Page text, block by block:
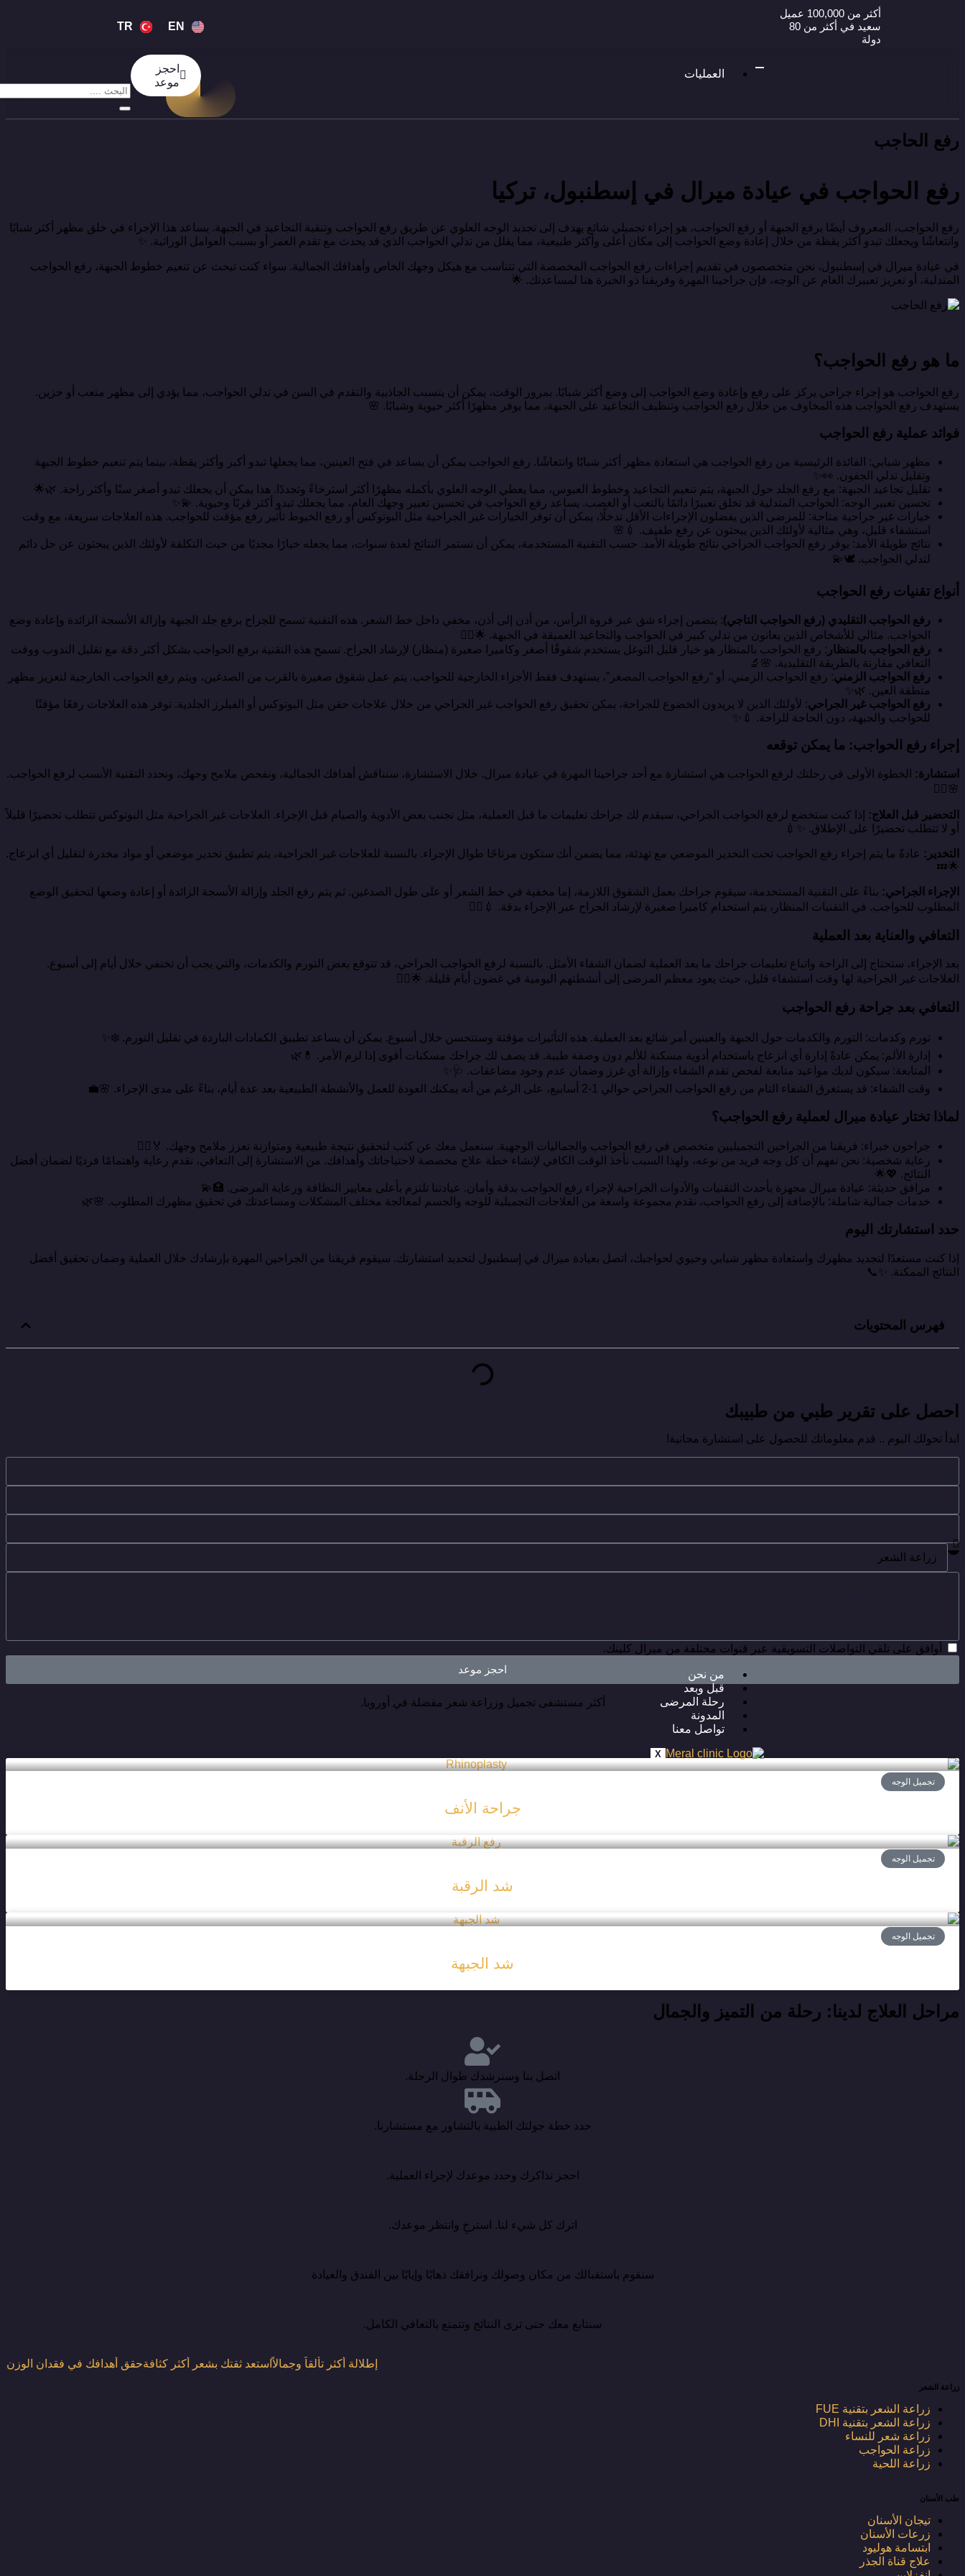
أكثر من 100,000 عميل
سعيد في أكثر من 80
دولة
EN
TR
العمليات
من نحن
قبل وبعد
رحلة المرضى
المدونة
تواصل معنا
X
احجز
موعد
رفع الحاجب
رفع الحواجب في عيادة ميرال في إسطنبول، تركيا
رفع الحواجب، المعروف أيضًا برفع الجبهة أو رفع الحواجب، هو إجراء تجميلي شائع يهدف إلى تجديد الوجه العلوي عن طريق رفع الحواجب وتنقية التجاعيد في الجبهة. يساعد هذا الإجراء في خلق مظهر أكثر شبابًا
وانتعاشًا ويجعلك تبدو أكثر يقظة من خلال إعادة وضع الحواجب إلى مكان أعلى وأكثر طبيعية، مما يقلل من تدلي الحواجب الذي قد يحدث مع تقدم العمر أو بسبب العوامل الوراثية. ✨
في عيادة ميرال في إسطنبول، نحن متخصصون في تقديم إجراءات رفع الحواجب المخصصة التي تتناسب مع هيكل وجهك الخاص وأهدافك الجمالية. سواء كنت تبحث عن تنعيم خطوط الجبهة، رفع الحواجب
المتدلية، أو تعزيز تعبيرك العام عن الوجه، فإن جراحينا المهرة وفريقنا ذو الخبرة هنا لمساعدتك. 🌟
ما هو رفع الحواجب؟
رفع الحواجب هو إجراء جراحي يركز على رفع وإعادة وضع الحواجب إلى وضع أكثر شبابًا. بمرور الوقت، يمكن أن يتسبب الجاذبية والتقدم في السن في تدلي الحواجب، مما يؤدي إلى مظهر متعب أو حزين.
يستهدف رفع الحواجب هذه المخاوف من خلال رفع الحواجب وتنظيف التجاعيد على الجبهة، مما يوفر مظهرًا أكثر حيوية وشبابًا. 🌸
فوائد عملية رفع الحواجب
مظهر شبابي: الفائدة الرئيسية من رفع الحواجب هي استعادة مظهر أكثر شبابًا وانتعاشًا. رفع الحواجب يمكن أن يساعد في فتح العينين، مما يجعلها تبدو أكبر وأكثر يقظة، بينما يتم تنعيم خطوط الجبهة
وتقليل تدلي الجفون. 👀✨
تقليل تجاعيد الجبهة: مع رفع الجلد حول الجبهة، يتم تنعيم التجاعيد وخطوط العبوس، مما يعطي الوجه العلوي بأكمله مظهرًا أكثر استرخاءً وتجددًا. هذا يمكن أن يجعلك تبدو أصغر سنًا وأكثر راحة. 🌿🌟
تحسين تعبير الوجه: الحواجب المتدلية قد تخلق تعبيرًا دائمًا بالتعب أو الغضب. يساعد رفع الحواجب في تحسين تعبير وجهك العام، مما يجعلك تبدو أكثر قربًا وحيوية. 💫✨
خيارات غير جراحية متاحة: للمرضى الذين يفضلون الإجراءات الأقل تدخلًا، يمكن أن توفر الخيارات غير الجراحية مثل البوتوكس أو رفع الخيوط تأثير رفع مؤقت للحواجب. هذه العلاجات سريعة، مع وقت
استشفاء قليل، وهي مثالية لأولئك الذين يبحثون عن رفع طفيف. 💉🌸
نتائج طويلة الأمد: يوفر رفع الحواجب الجراحي نتائج طويلة الأمد. حسب التقنية المستخدمة، يمكن أن تستمر النتائج لعدة سنوات، مما يجعله خيارًا مجديًا من حيث التكلفة لأولئك الذين يبحثون عن حل دائم
لتدلي الحواجب. 🕊️💫
أنواع تقنيات رفع الحواجب
رفع الحواجب التقليدي (رفع الحواجب التاجي): يتضمن إجراء شق عبر فروة الرأس، من أذن إلى أذن، مخفي داخل خط الشعر. هذه التقنية تسمح للجراح برفع جلد الجبهة وإزالة الأنسجة الزائدة وإعادة وضع
الحواجب. مثالي للأشخاص الذين يعانون من تدلي كبير في الحواجب والتجاعيد العميقة في الجبهة. 🌟💇‍♀️
رفع الحواجب بالمنظار : رفع الحواجب بالمنظار هو خيار قليل التوغل يستخدم شقوقًا أصغر وكاميرا صغيرة (منظار) لإرشاد الجراح. تسمح هذه التقنية برفع الحواجب بشكل أكثر دقة مع تقليل الندوب ووقت
التعافي مقارنة بالطريقة التقليدية. 🌸🔬
رفع الحواجب الزمني: رفع الحواجب الزمني، أو “رفع الحواجب المصغر”، يستهدف فقط الأجزاء الخارجية للحواجب. يتم عمل شقوق صغيرة بالقرب من الصدغين، ويتم رفع الحواجب الخارجية لتعزيز مظهر
منطقة العين. 🌿✨
رفع الحواجب غير الجراحي: لأولئك الذين لا يريدون الخضوع للجراحة، يمكن تحقيق رفع الحواجب غير الجراحي من خلال علاجات حقن مثل البوتوكس أو الفيلرز الجلدية. توفر هذه العلاجات رفعًا مؤقتًا
للحواجب والجبهة، دون الحاجة للراحة. 💉✨
إجراء رفع الحواجب: ما يمكن توقعه
استشارة:
الخطوة الأولى في رحلتك لرفع الحواجب هي استشارة مع أحد جراحينا المهرة في عيادة ميرال. خلال الاستشارة، سنناقش أهدافك الجمالية، ونفحص ملامح وجهك، ونحدد التقنية الأنسب لرفع الحواجب.
🌸👩‍⚕️
التحضير قبل العلاج:
إذا كنت ستخضع لرفع الحواجب الجراحي، سيقدم لك جراحك تعليمات ما قبل العملية، مثل تجنب بعض الأدوية والصيام قبل الإجراء. العلاجات غير الجراحية مثل البوتوكس تتطلب تحضيرًا قليلاً
أو لا تتطلب تحضيرًا على الإطلاق. ✨💉
التخدير: عادةً ما يتم إجراء رفع الحواجب تحت التخدير الموضعي مع تهدئة، مما يضمن أنك ستكون مرتاحًا طوال الإجراء. بالنسبة للعلاجات غير الجراحية، يتم تطبيق تخدير موضعي أو مواد مخدرة لتقليل أي انزعاج.
🌟💤
الإجراء الجراحي: بناءً على التقنية المستخدمة، سيقوم جراحك بعمل الشقوق اللازمة، إما مخفية في خط الشعر أو على طول الصدغين. ثم يتم رفع الجلد وإزالة الأنسجة الزائدة أو إعادة وضعها لتحقيق الوضع
المطلوب للحواجب. في التقنيات المنظار، يتم استخدام كاميرا صغيرة لإرشاد الجراح عبر الإجراء بدقة. 💉👨‍⚕️
التعافي والعناية بعد العملية
بعد الإجراء، ستحتاج إلى الراحة واتباع تعليمات جراحك ما بعد العملية لضمان الشفاء الأمثل. بالنسبة لرفع الحواجب الجراحي، قد تتوقع بعض التورم والكدمات، والتي يجب أن تختفي خلال أيام إلى أسبوع.
العلاجات غير الجراحية لها وقت استشفاء قليل، حيث يعود معظم المرضى إلى أنشطتهم اليومية في غضون أيام قليلة. 🌟💆‍♀️
التعافي بعد جراحة رفع الحواجب
تورم وكدمات: التورم والكدمات حول الجبهة والعينين أمر شائع بعد العملية. هذه التأثيرات مؤقتة وستتحسن خلال أسبوع. يمكن أن يساعد تطبيق الكمادات الباردة في تقليل التورم. ❄️✨
إدارة الألم: يمكن عادةً إدارة أي انزعاج باستخدام أدوية مسكنة للألم دون وصفة طبية. قد يصف لك جراحك مسكنات أقوى إذا لزم الأمر. 💊🌿
المتابعة: سيكون لديك مواعيد متابعة لفحص تقدم الشفاء وإزالة أي غرز وضمان عدم وجود مضاعفات. 🩺✨
وقت الشفاء: قد يستغرق الشفاء التام من رفع الحواجب الجراحي حوالي 1-2 أسابيع، على الرغم من أنه يمكنك العودة للعمل والأنشطة الطبيعية بعد عدة أيام، بناءً على مدى الإجراء. 🌸💼
لماذا تختار عيادة ميرال لعملية رفع الحواجب؟
جراحون خبراء: فريقنا من الجراحين التجميليين متخصص في رفع الحواجب والجماليات الوجهية. سنعمل معك عن كثب لتحقيق نتيجة طبيعية ومتوازنة تعزز ملامح وجهك. 🏅👨‍⚕️
رعاية شخصية: نحن نفهم أن كل وجه فريد من نوعه، ولهذا السبب نأخذ الوقت الكافي لإنشاء خطة علاج مخصصة لاحتياجاتك وأهدافك. من الاستشارة إلى التعافي، نقدم رعاية واهتمامًا فرديًا لضمان أفضل
النتائج. 💖🌟
مرافق حديثة: عيادة ميرال مجهزة بأحدث التقنيات والأدوات الجراحية لإجراء رفع الحواجب بدقة وأمان. عيادتنا تلتزم بأعلى معايير النظافة ورعاية المرضى. 🏥💫
خدمات جمالية شاملة: بالإضافة إلى رفع الحواجب، نقدم مجموعة واسعة من العلاجات التجميلية للوجه والجسم لمعالجة مختلف المشكلات ومساعدتك في تحقيق مظهرك المطلوب. 🌸🌿
حدد استشارتك اليوم
إذا كنت مستعدًا لتجديد مظهرك واستعادة مظهر شبابي وحيوي لحواجبك، اتصل بعيادة ميرال في إسطنبول لتحديد استشارتك. سيقوم فريقنا من الجراحين المهرة بإرشادك خلال العملية وضمان تحقيق أفضل
النتائج الممكنة. ✨📞
فهرس المحتويات
احصل على تقرير طبي من طبيبك
ابدأ تحولك اليوم .. قدم معلوماتك للحصول على استشارة مجانية!
أوافق على تلقي التواصلات التسويقية عبر قنوات مختلفة من ميرال كلينك.
احجز موعد
أكثر مستشفى تجميل وزراعة شعر مفضلة في أوروبا.
تجميل الوجه
جراحة الأنف
تجميل الوجه
شد الرقبة
تجميل الوجه
شد الجبهة
مراحل العلاج لدينا: رحلة من التميز والجمال
اتصل بنا وسنرشدك طوال الرحلة.
حدد خطة جولتك الطبية بالتشاور مع مستشارنا.
احجز تذاكرك وحدد موعدك لإجراء العملية.
اترك كل شيء لنا. استرخِ وانتظر موعدك.
سنقوم باستقبالك من مكان وصولك ونرافقك ذهابًا وإيابًا بين الفندق والعيادة
سنتابع معك حتى ترى النتائج وتتمتع بالتعافي الكامل.
حقق أهدافك في فقدان الوزناستعد ثقتك بشعر أكثر كثافةإطلالة أكثر تألقاً وجمالاً
زراعة الشعر
زراعة الشعر بتقنية FUE
زراعة الشعر بتقنية DHI
زراعة شعر للنساء
زراعة الحواجب
زراعة اللحية
طب الأسنان
تيجان الأسنان
زرعات الأسنان
ابتسامة هوليود
علاج قناة الجذر